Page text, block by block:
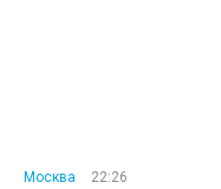
Москва
22:26